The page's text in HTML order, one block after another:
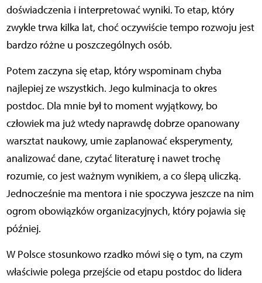
doświadczenia i interpretować wyniki. To etap, który
zwykle trwa kilka lat, choć oczywiście tempo rozwoju jest
bardzo różne u poszczególnych osób.
Potem zaczyna się etap, który wspominam chyba
najlepiej ze wszystkich. Jego kulminacja to okres
postdoc. Dla mnie był to moment wyjątkowy, bo
człowiek ma już wtedy naprawdę dobrze opanowany
warsztat naukowy, umie zaplanować eksperymenty,
analizować dane, czytać literaturę i nawet trochę
rozumie, co jest ważnym wynikiem, a co ślepą uliczką.
Jednocześnie ma mentora i nie spoczywa jeszcze na nim
ogrom obowiązków organizacyjnych, który pojawia się
później.
W Polsce stosunkowo rzadko mówi się o tym, na czym
właściwie polega przejście od etapu postdoc do lidera